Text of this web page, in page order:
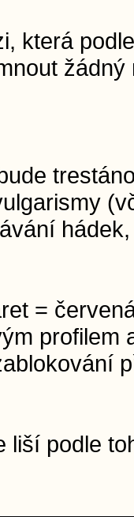
která
=
liší podle